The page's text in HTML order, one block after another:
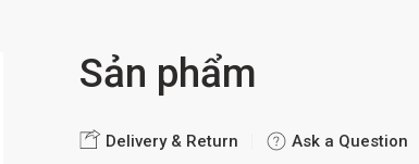
Sản phẩm
Delivery & Return Ask a Question